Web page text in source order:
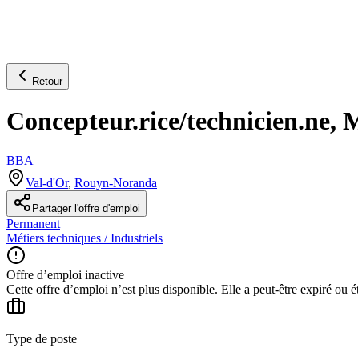
Retour
Concepteur.rice/technicien.ne,
BBA
Val-d'Or, Rouyn-Noranda
Partager l'offre d'emploi
Permanent
Métiers techniques / Industriels
Offre d’emploi inactive
Cette offre d’emploi n’est plus disponible. Elle a peut-être expiré ou
Type de poste